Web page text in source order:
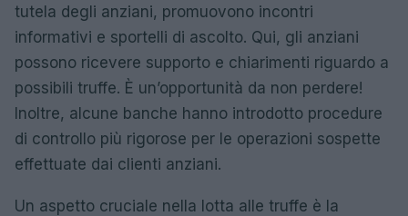
tutela degli anziani, promuovono incontri
informativi e sportelli di ascolto. Qui, gli anziani
possono ricevere supporto e chiarimenti riguardo a
possibili truffe. È un’opportunità da non perdere!
Inoltre, alcune banche hanno introdotto procedure
di controllo più rigorose per le operazioni sospette
effettuate dai clienti anziani.
Un aspetto cruciale nella lotta alle truffe è la